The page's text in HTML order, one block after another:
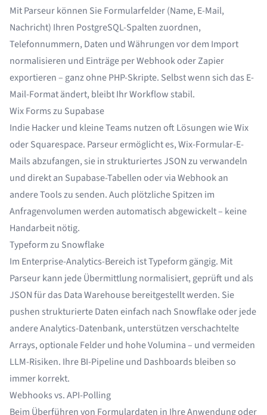
Mit Parseur können Sie Formularfelder (Name, E-Mail,
Nachricht) Ihren PostgreSQL-Spalten zuordnen,
Telefonnummern, Daten und Währungen vor dem Import
normalisieren und Einträge per Webhook oder Zapier
exportieren – ganz ohne PHP-Skripte. Selbst wenn sich das E-
Mail-Format ändert, bleibt Ihr Workflow stabil.
Wix Forms zu Supabase
Indie Hacker und kleine Teams nutzen oft Lösungen wie Wix
oder Squarespace. Parseur ermöglicht es, Wix-Formular-E-
Mails abzufangen, sie in strukturiertes JSON zu verwandeln
und direkt an Supabase-Tabellen oder via Webhook an
andere Tools zu senden. Auch plötzliche Spitzen im
Anfragenvolumen werden automatisch abgewickelt – keine
Handarbeit nötig.
Typeform zu Snowflake
Im Enterprise-Analytics-Bereich ist Typeform gängig. Mit
Parseur kann jede Übermittlung normalisiert, geprüft und als
JSON für das Data Warehouse bereitgestellt werden. Sie
pushen strukturierte Daten einfach nach Snowflake oder jede
andere Analytics-Datenbank, unterstützen verschachtelte
Arrays, optionale Felder und hohe Volumina – und vermeiden
LLM-Risiken. Ihre BI-Pipeline und Dashboards bleiben so
immer korrekt.
Webhooks vs. API-Polling
Beim Überführen von Formulardaten in Ihre Anwendung oder